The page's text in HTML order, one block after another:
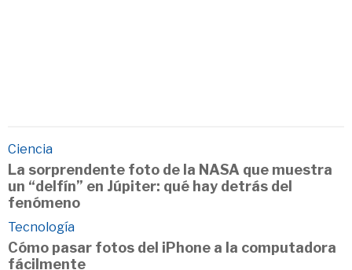
Ciencia
La sorprendente foto de la NASA que muestra
un “delfín” en Júpiter: qué hay detrás del
fenómeno
Tecnología
Cómo pasar fotos del iPhone a la computadora
fácilmente